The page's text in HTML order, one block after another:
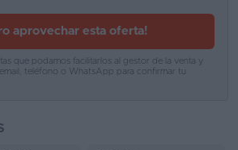
aprovechar esta oferta!
que podamos facilitarlos al gestor de la venta y
teléfono o WhatsApp para confirmar tu